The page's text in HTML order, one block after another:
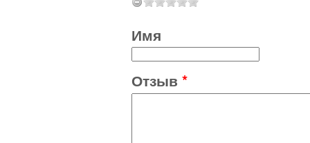
Имя
Отзыв *